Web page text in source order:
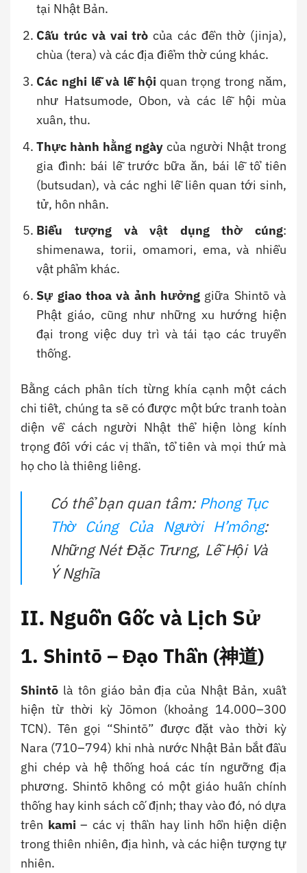
tại Nhật Bản.
Cấu trúc và vai trò của các đền thờ (jinja),
chùa (tera) và các địa điểm thờ cúng khác.
Các nghi lễ và lễ hội quan trọng trong năm,
như Hatsumode, Obon, và các lễ hội mùa
xuân, thu.
Thực hành hằng ngày của người Nhật trong
gia đình: bái lễ trước bữa ăn, bái lễ tổ tiên
(butsudan), và các nghi lễ liên quan tới sinh,
tử, hôn nhân.
Biểu tượng và vật dụng thờ cúng:
shimenawa, torii, omamori, ema, và nhiều
vật phẩm khác.
Sự giao thoa và ảnh hưởng giữa Shintō và
Phật giáo, cũng như những xu hướng hiện
đại trong việc duy trì và tái tạo các truyền
thống.
Bằng cách phân tích từng khía cạnh một cách
chi tiết, chúng ta sẽ có được một bức tranh toàn
diện về cách người Nhật thể hiện lòng kính
trọng đối với các vị thần, tổ tiên và mọi thứ mà
họ cho là thiêng liêng.
Có thể bạn quan tâm: Phong Tục
Thờ Cúng Của Người H’mông:
Những Nét Đặc Trưng, Lễ Hội Và
Ý Nghĩa
II. Nguồn Gốc và Lịch Sử
1. Shintō – Đạo Thần (神道)
Shintō là tôn giáo bản địa của Nhật Bản, xuất
hiện từ thời kỳ Jōmon (khoảng 14.000–300
TCN). Tên gọi “Shintō” được đặt vào thời kỳ
Nara (710–794) khi nhà nước Nhật Bản bắt đầu
ghi chép và hệ thống hoá các tín ngưỡng địa
phương. Shintō không có một giáo huấn chính
thống hay kinh sách cố định; thay vào đó, nó dựa
trên kami – các vị thần hay linh hồn hiện diện
trong thiên nhiên, địa hình, và các hiện tượng tự
nhiên.